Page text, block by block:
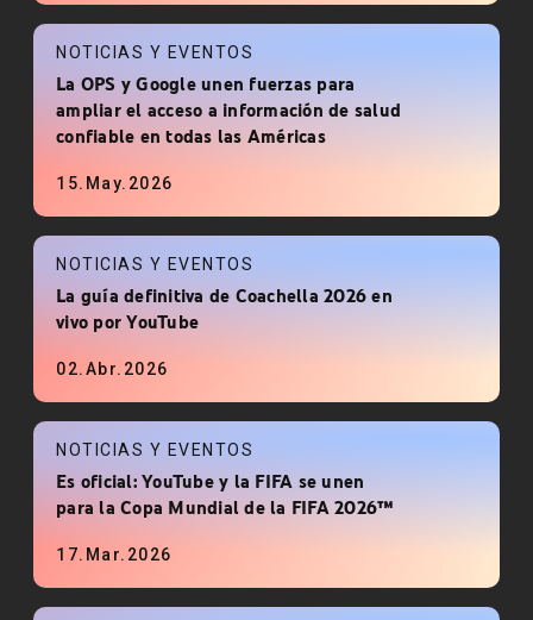
NOTICIAS Y EVENTOS
La OPS y Google unen fuerzas para
ampliar el acceso a información de salud
confiable en todas las Américas
15.May.2026
NOTICIAS Y EVENTOS
La guía definitiva de Coachella 2026 en
vivo por YouTube
02.Abr.2026
NOTICIAS Y EVENTOS
Es oficial: YouTube y la FIFA se unen
para la Copa Mundial de la FIFA 2026™
17.Mar.2026